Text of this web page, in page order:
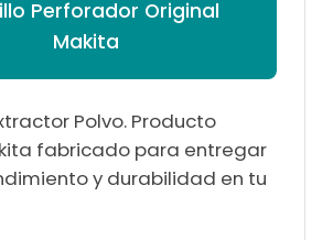
Perforador Original
Makita
Polvo. Producto
fabricado para entregar
y durabilidad en tu